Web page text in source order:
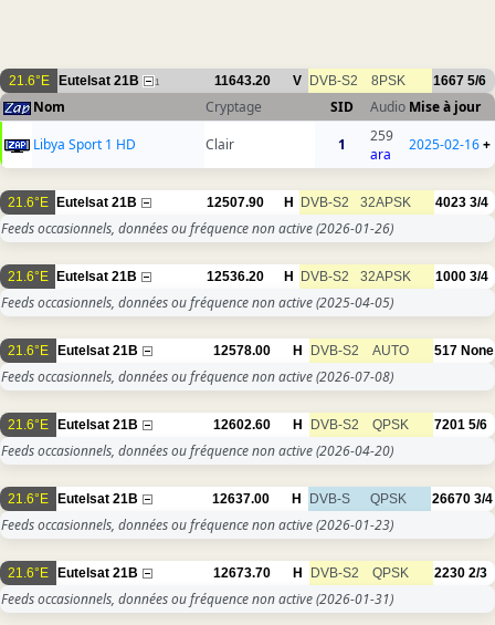
21.6°E Eutelsat 21B 1 11643.20 V DVB-S2 8PSK 1667 5/6
Nom Cryptage SID Audio Mise à jour
Libya Sport 1 HD
Clair 1
259
ara
2025-02-16+
21.6°E Eutelsat 21B 12507.90 H DVB-S2 32APSK 4023 3/4
Feeds occasionnels, données ou fréquence non active(2026-01-26)
21.6°E Eutelsat 21B 12536.20 H DVB-S2 32APSK 1000 3/4
Feeds occasionnels, données ou fréquence non active(2025-04-05)
21.6°E Eutelsat 21B 12578.00 H DVB-S2 AUTO 517 None
Feeds occasionnels, données ou fréquence non active(2026-07-08)
21.6°E Eutelsat 21B 12602.60 H DVB-S2 QPSK 7201 5/6
Feeds occasionnels, données ou fréquence non active(2026-04-20)
21.6°E Eutelsat 21B 12637.00 H DVB-S QPSK 26670 3/4
Feeds occasionnels, données ou fréquence non active(2026-01-23)
21.6°E Eutelsat 21B 12673.70 H DVB-S2 QPSK 2230 2/3
Feeds occasionnels, données ou fréquence non active(2026-01-31)